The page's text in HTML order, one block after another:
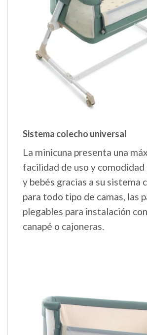
Sistema colecho universal
La minicuna presenta una
facilidad de uso y comodidad
y bebés gracias a su sistema
para todo tipo de camas, las
plegables para instalación
canapé o cajoneras.